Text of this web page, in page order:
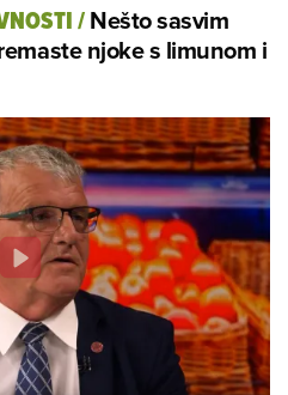
/Nešto sasvim
njoke s limunom i